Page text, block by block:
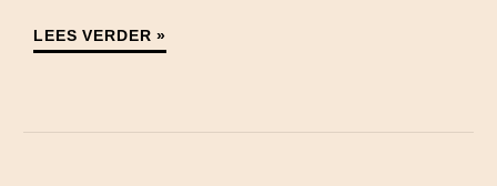
LEES VERDER »